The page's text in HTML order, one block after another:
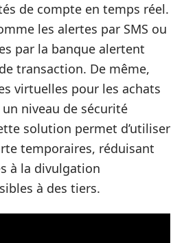
de compte en temps réel.
les alertes par SMS ou
par la banque alertent
transaction. De même,
virtuelles pour les achats
niveau de sécurité
solution permet d’utiliser
temporaires, réduisant
à la divulgation
à des tiers.